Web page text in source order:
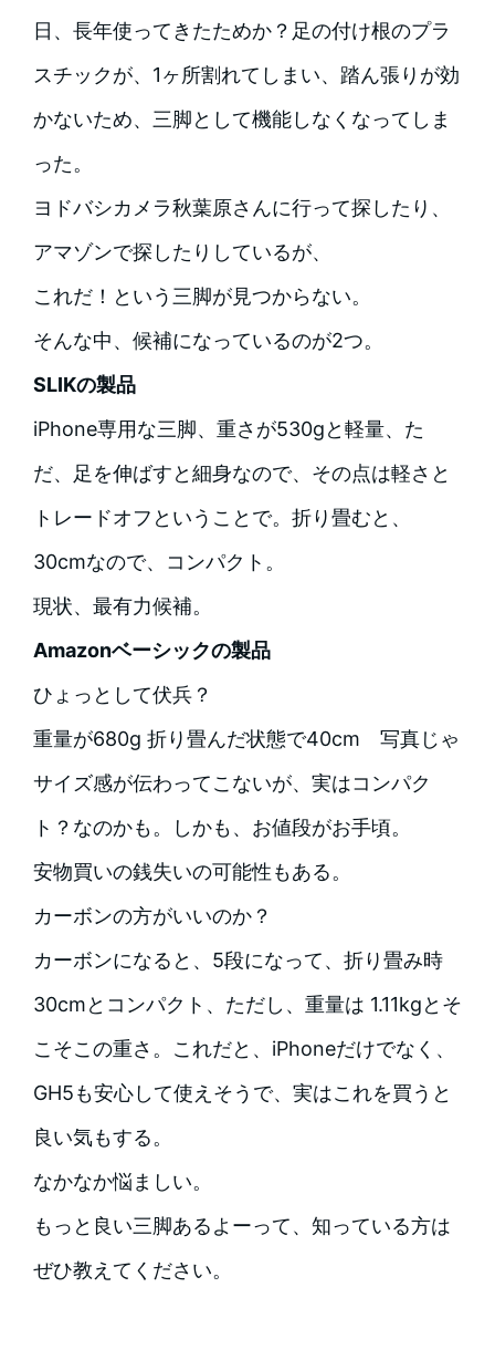
日、長年使ってきたためか？足の付け根のプラ
スチックが、1ヶ所割れてしまい、踏ん張りが効
かないため、三脚として機能しなくなってしま
った。
ヨドバシカメラ秋葉原さんに行って探したり、
アマゾンで探したりしているが、
これだ！という三脚が見つからない。
そんな中、候補になっているのが2つ。
SLIKの製品
iPhone専用な三脚、重さが530gと軽量、た
だ、足を伸ばすと細身なので、その点は軽さと
トレードオフということで。折り畳むと、
30cmなので、コンパクト。
現状、最有力候補。
Amazonベーシックの製品
ひょっとして伏兵？
重量が680g 折り畳んだ状態で40cm 写真じゃ
サイズ感が伝わってこないが、実はコンパク
ト？なのかも。しかも、お値段がお手頃。
安物買いの銭失いの可能性もある。
カーボンの方がいいのか？
カーボンになると、5段になって、折り畳み時
30cmとコンパクト、ただし、重量は 1.11kgとそ
こそこの重さ。これだと、iPhoneだけでなく、
GH5も安心して使えそうで、実はこれを買うと
良い気もする。
なかなか悩ましい。
もっと良い三脚あるよーって、知っている方は
ぜひ教えてください。